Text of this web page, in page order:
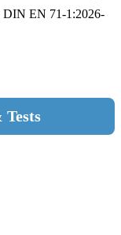
DIN EN 71-1:2026-
Tests